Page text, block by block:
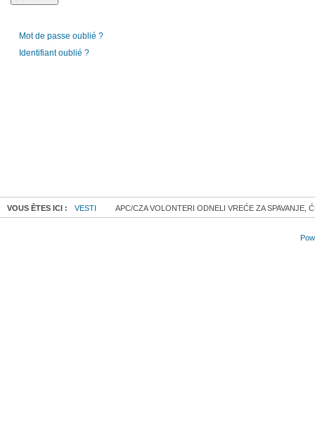
Mot de passe oublié ?
Identifiant oublié ?
VOUS ÊTES ICI : VESTI APC/CZA VOLONTERI ODNELI VREĆE ZA SPAVANJE,